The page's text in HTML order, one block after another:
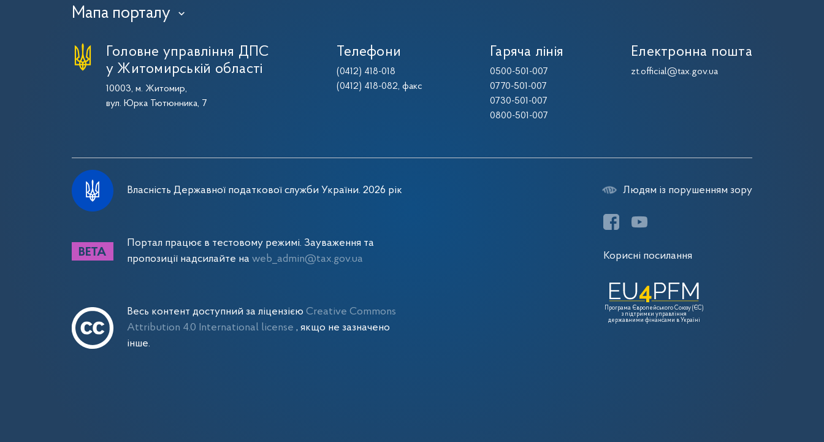
Мапа порталу ›
Головне управління ДПС
у Житомирській області
10003, м. Житомир,
вул. Юрка Тютюнника, 7
Телефони
(0412) 418-018
(0412) 418-082, факс
Гаряча лінія
0500-501-007
0770-501-007
0730-501-007
0800-501-007
Електронна пошта
zt.official@tax.gov.ua
Власність Державної податкової служби України. 2026 рік
Портал працює в тестовому режимі. Зауваження та
пропозиції надсилайте на web_admin@tax.gov.ua
Весь контент доступний за ліцензією Creative Commons
Attribution 4.0 International license , якщо не зазначено
інше.
Людям із порушенням зору
Корисні посилання
Програма Європейського Союзу (ЄС)
з підтримки управління
державними фінансами в Україні